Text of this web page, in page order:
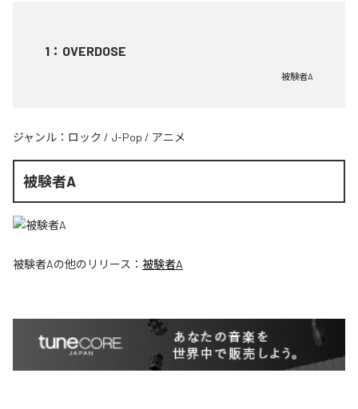
1 ： OVERDOSE
被験者A
ジャンル： ロック / J-Pop / アニメ
被験者A
被験者Aの他のリリース： 被験者A